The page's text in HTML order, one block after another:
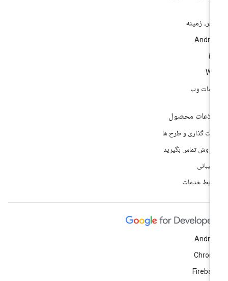
زمینه
وب
محصول
گذاری و طرح ها
فروش تماس بگیرید
خدمات